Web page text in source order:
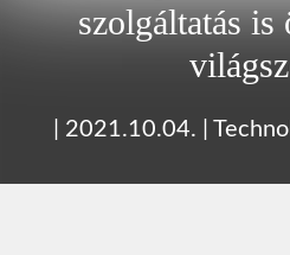
szolgáltatás is
2021.10.04.